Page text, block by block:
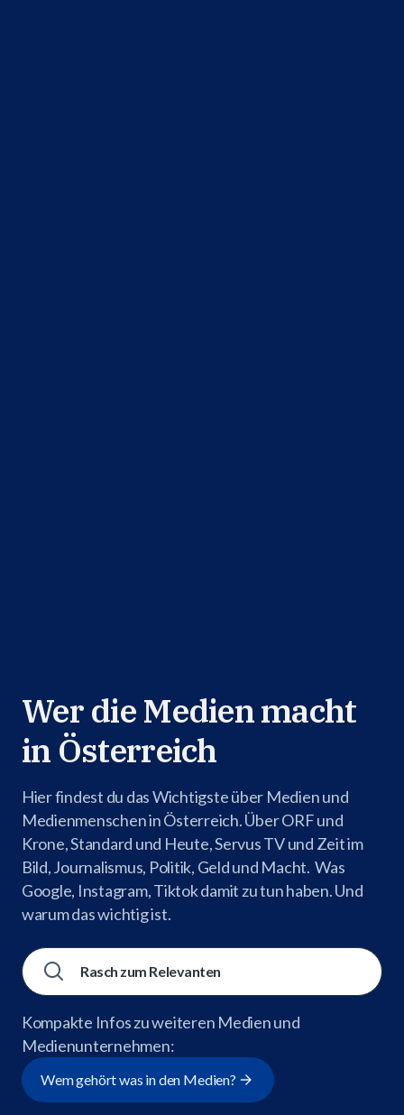
Wer die Medien macht
in Österreich
Hier findest du das Wichtigste über Medien und
Medienmenschen in Österreich. Über ORF und
Krone, Standard und Heute, Servus TV und Zeit im
Bild, Journalismus, Politik, Geld und Macht. Was
Google, Instagram, Tiktok damit zu tun haben. Und
warum das wichtig ist.
Kompakte Infos zu weiteren Medien und
Medienunternehmen:
Wem gehört was in den Medien?